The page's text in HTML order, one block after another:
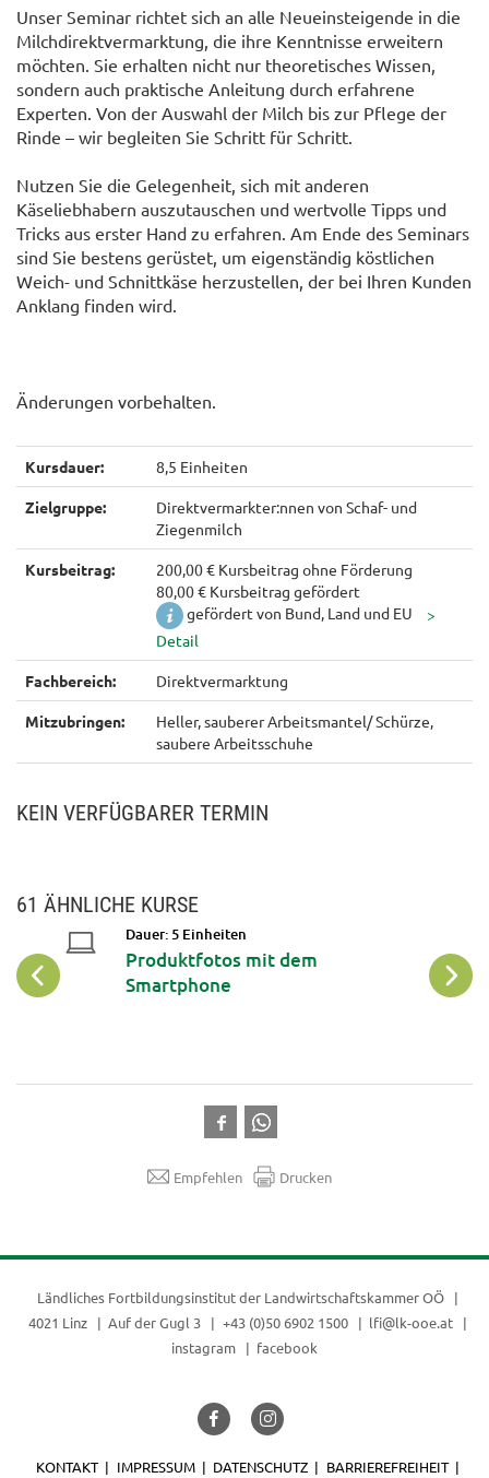
Unser Seminar richtet sich an alle Neueinsteigende in die
Milchdirektvermarktung, die ihre Kenntnisse erweitern
möchten. Sie erhalten nicht nur theoretisches Wissen,
sondern auch praktische Anleitung durch erfahrene
Experten. Von der Auswahl der Milch bis zur Pflege der
Rinde – wir begleiten Sie Schritt für Schritt.
Nutzen Sie die Gelegenheit, sich mit anderen
Käseliebhabern auszutauschen und wertvolle Tipps und
Tricks aus erster Hand zu erfahren. Am Ende des Seminars
sind Sie bestens gerüstet, um eigenständig köstlichen
Weich- und Schnittkäse herzustellen, der bei Ihren Kunden
Anklang finden wird.
Änderungen vorbehalten.
Kursdauer: 8,5 Einheiten
Zielgruppe:
Direktvermarkter:nnen von Schaf- und
Ziegenmilch
Kursbeitrag:
200,00 € Kursbeitrag ohne Förderung
80,00 € Kursbeitrag gefördert
gefördert von Bund, Land und EU
Fachbereich: Direktvermarktung
Mitzubringen:
Heller, sauberer Arbeitsmantel/ Schürze,
saubere Arbeitsschuhe
KEIN VERFÜGBARER TERMIN
61 ÄHNLICHE KURSE
Dauer: 5 Einheiten
Produktfotos mit dem
Smartphone
Empfehlen Drucken
Ländliches Fortbildungsinstitut der Landwirtschaftskammer OÖ
4021 Linz
Auf der Gugl 3 +43 (0)50 6902 1500
lfi@lk-ooe.at
instagram
facebook
KONTAKT IMPRESSUM DATENSCHUTZ
BARRIEREFREIHEIT